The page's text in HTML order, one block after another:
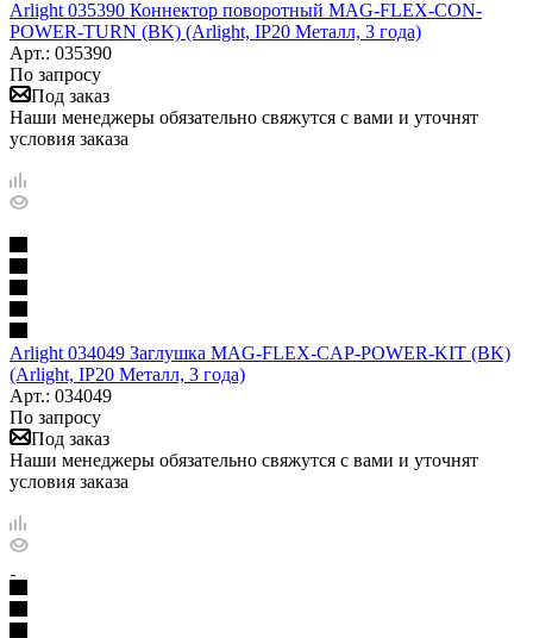
Arlight 035390 Коннектор поворотный MAG-FLEX-CON-
POWER-TURN (BK) (Arlight, IP20 Металл, 3 года)
Арт.: 035390
По запросу
Под заказ
Наши менеджеры обязательно свяжутся с вами и уточнят
условия заказа
Arlight 034049 Заглушка MAG-FLEX-CAP-POWER-KIT (BK)
(Arlight, IP20 Металл, 3 года)
Арт.: 034049
По запросу
Под заказ
Наши менеджеры обязательно свяжутся с вами и уточнят
условия заказа